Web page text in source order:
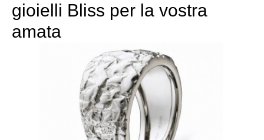
gioielli Bliss per la vostra
amata